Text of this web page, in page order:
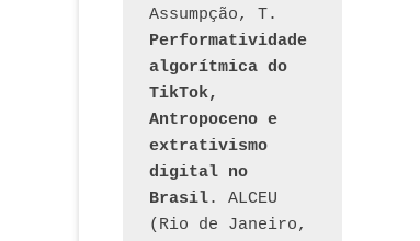
Performatividade
algorítmica do
TikTok,
Antropoceno e
extrativismo
digital no
Brasil. ALCEU
(Rio de Janeiro,